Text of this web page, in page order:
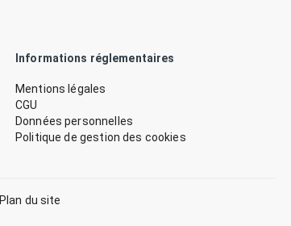
Informations réglementaires
Mentions légales
CGU
Données personnelles
Politique de gestion des cookies
Plan du site